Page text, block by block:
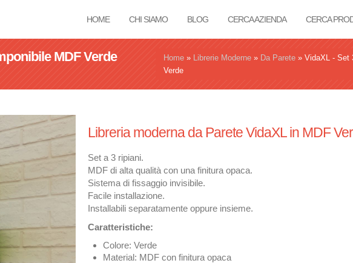
HOME CHI SIAMO BLOG CERCA AZIENDA CERCA
MDF Verde Tu sei qui
Home » Librerie Moderne » Da Parete » VidaXL - Set
Verde
Libreria moderna da Parete VidaXL in MDF
Set a 3 ripiani.
MDF di alta qualità con una finitura opaca.
Sistema di fissaggio invisibile.
Facile installazione.
Installabili separatamente oppure insieme.
Caratteristiche:
Colore: Verde
Material: MDF con finitura opaca